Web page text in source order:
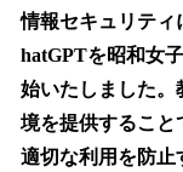
情報セキュリティ
hatGPTを昭和女
始いたしました。
境を提供すること
適切な利用を防止